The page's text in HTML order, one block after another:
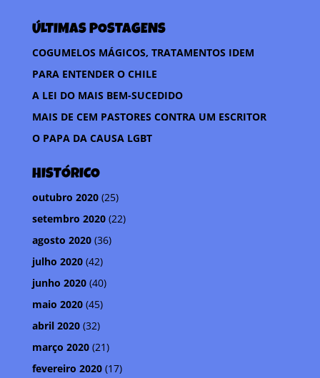
b
o
o
k
t
e
r
s
A
p
p
a
r
t
i
l
h
ÚLTIMAS POSTAGENS
COGUMELOS MÁGICOS, TRATAMENTOS IDEM
PARA ENTENDER O CHILE
A LEI DO MAIS BEM-SUCEDIDO
MAIS DE CEM PASTORES CONTRA UM ESCRITOR
O PAPA DA CAUSA LGBT
HISTÓRICO
outubro 2020(25)
setembro 2020(22)
agosto 2020(36)
julho 2020(42)
junho 2020(40)
maio 2020(45)
abril 2020(32)
março 2020(21)
fevereiro 2020(17)